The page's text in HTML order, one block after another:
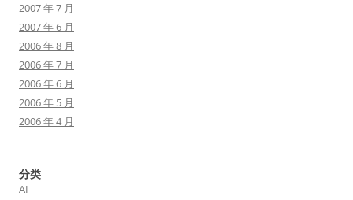
2007 年 7 月
2007 年 6 月
2006 年 8 月
2006 年 7 月
2006 年 6 月
2006 年 5 月
2006 年 4 月
分类
AI